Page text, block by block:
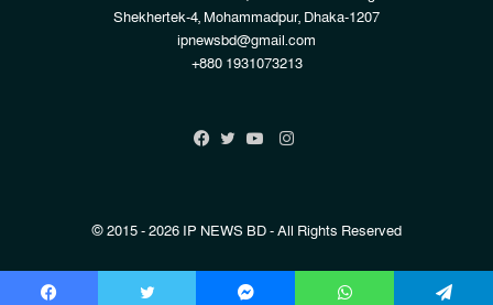
Shekhertek-4, Mohammadpur, Dhaka-1207
ipnewsbd@gmail.com
+880 1931073213
Instagram
© 2015 - 2026 IP NEWS BD - All Rights Reserved